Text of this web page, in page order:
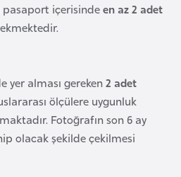
pasaport içerisindeen az 2 adet
yer alması gereken2 adet
ölçülere uygunluk
Fotoğrafın son 6 ay
olacak şekilde çekilmesi